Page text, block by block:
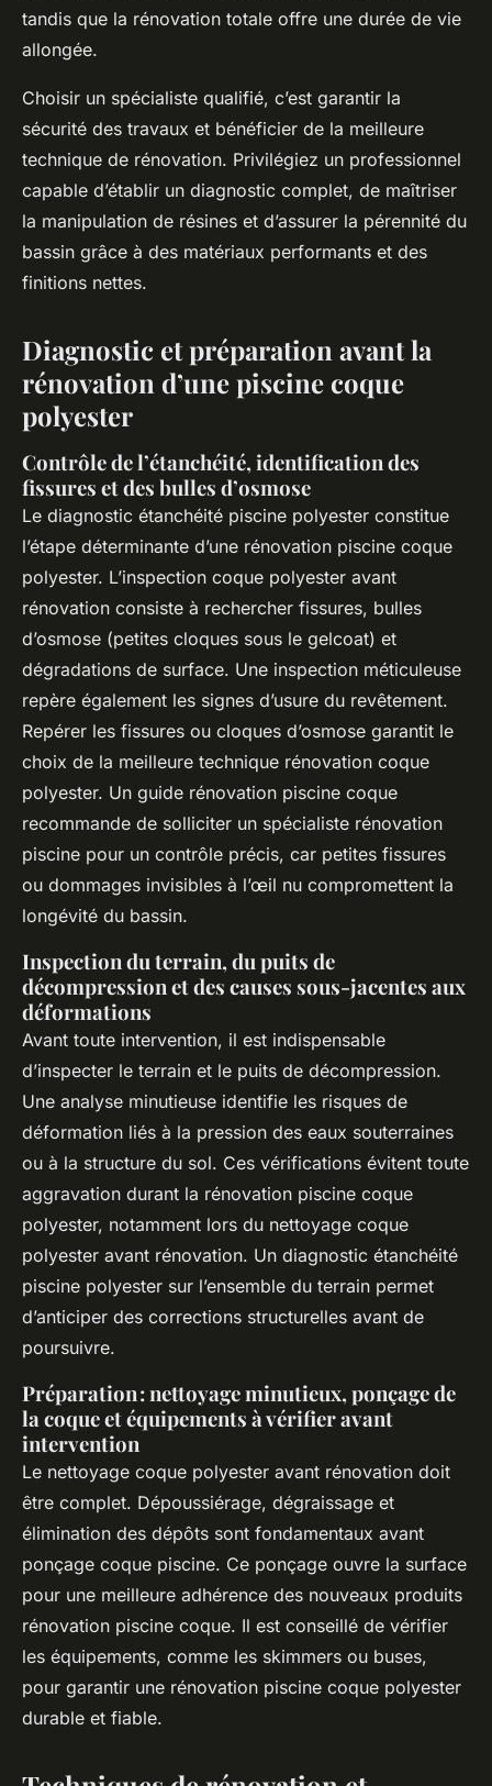
tandis que la rénovation totale offre une durée de vie
allongée.
Choisir un spécialiste qualifié, c’est garantir la
sécurité des travaux et bénéficier de la meilleure
technique de rénovation. Privilégiez un professionnel
capable d’établir un diagnostic complet, de maîtriser
la manipulation de résines et d’assurer la pérennité du
bassin grâce à des matériaux performants et des
finitions nettes.
Diagnostic et préparation avant la
rénovation d’une piscine coque
polyester
Contrôle de l’étanchéité, identification des
fissures et des bulles d’osmose
Le diagnostic étanchéité piscine polyester constitue
l’étape déterminante d’une rénovation piscine coque
polyester. L’inspection coque polyester avant
rénovation consiste à rechercher fissures, bulles
d’osmose (petites cloques sous le gelcoat) et
dégradations de surface. Une inspection méticuleuse
repère également les signes d’usure du revêtement.
Repérer les fissures ou cloques d’osmose garantit le
choix de la meilleure technique rénovation coque
polyester. Un guide rénovation piscine coque
recommande de solliciter un spécialiste rénovation
piscine pour un contrôle précis, car petites fissures
ou dommages invisibles à l’œil nu compromettent la
longévité du bassin.
Inspection du terrain, du puits de
décompression et des causes sous-jacentes aux
déformations
Avant toute intervention, il est indispensable
d’inspecter le terrain et le puits de décompression.
Une analyse minutieuse identifie les risques de
déformation liés à la pression des eaux souterraines
ou à la structure du sol. Ces vérifications évitent toute
aggravation durant la rénovation piscine coque
polyester, notamment lors du nettoyage coque
polyester avant rénovation. Un diagnostic étanchéité
piscine polyester sur l’ensemble du terrain permet
d’anticiper des corrections structurelles avant de
poursuivre.
Préparation : nettoyage minutieux, ponçage de
la coque et équipements à vérifier avant
intervention
Le nettoyage coque polyester avant rénovation doit
être complet. Dépoussiérage, dégraissage et
élimination des dépôts sont fondamentaux avant
ponçage coque piscine. Ce ponçage ouvre la surface
pour une meilleure adhérence des nouveaux produits
rénovation piscine coque. Il est conseillé de vérifier
les équipements, comme les skimmers ou buses,
pour garantir une rénovation piscine coque polyester
durable et fiable.